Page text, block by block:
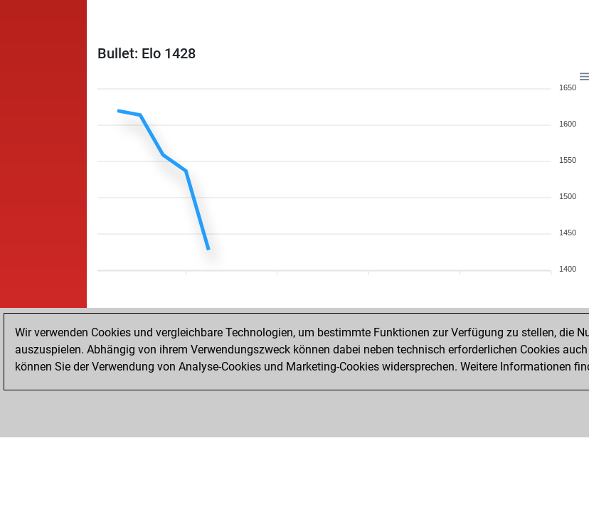
Bullet: Elo 1428
1650
1600
1550
1500
1450
1400
STARTSEITE
Wir verwenden Cookies und vergleichbare Technologien, um bestimmte Funktionen zur Verfügung zu stellen, die
auszuspielen. Abhängig von ihrem Verwendungszweck können dabei neben technisch erforderlichen Cookies
können Sie der Verwendung von Analyse-Cookies und Marketing-Cookies widersprechen. Weitere Informationen